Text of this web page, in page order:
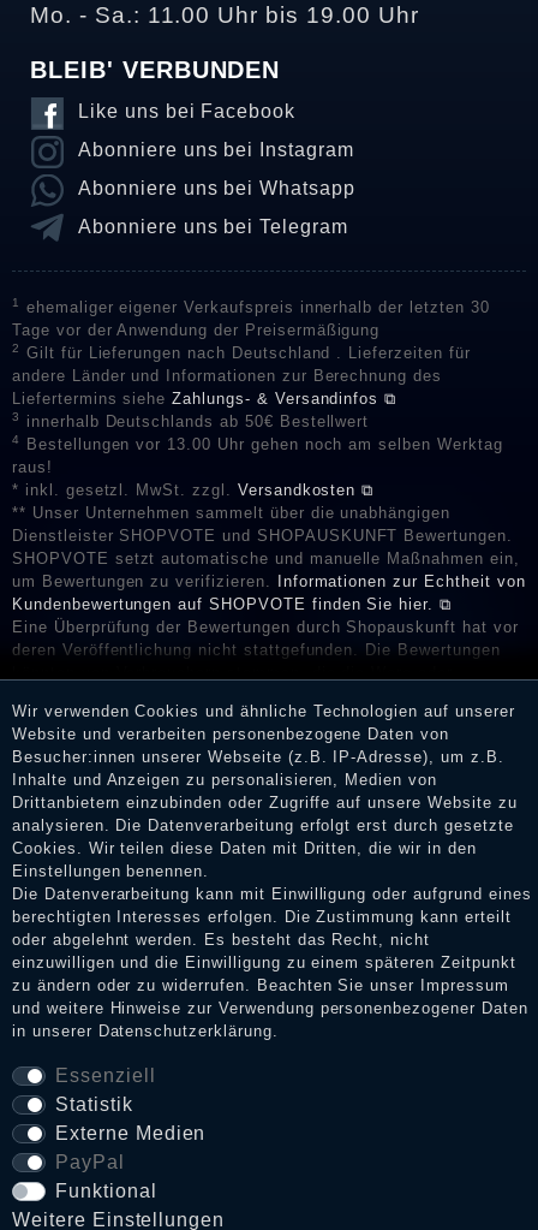
Mo. - Sa.: 11.00 Uhr bis 19.00 Uhr
BLEIB' VERBUNDEN
Like uns bei Facebook
Abonniere uns bei Instagram
Abonniere uns bei Whatsapp
Abonniere uns bei Telegram
1
ehemaliger eigener Verkaufspreis innerhalb der letzten 30
Tage vor der Anwendung der Preisermäßigung
2
Gilt für Lieferungen nach Deutschland . Lieferzeiten für
andere Länder und Informationen zur Berechnung des
Liefertermins sieheZahlungs- & Versandinfos ⧉
3 innerhalb Deutschlands ab 50€ Bestellwert
4
Bestellungen vor 13.00 Uhr gehen noch am selben Werktag
raus!
* inkl. gesetzl. MwSt. zzgl. Versandkosten ⧉
** Unser Unternehmen sammelt über die unabhängigen
Dienstleister SHOPVOTE und SHOPAUSKUNFT Bewertungen.
SHOPVOTE setzt automatische und manuelle Maßnahmen ein,
um Bewertungen zu verifizieren.
Informationen zur Echtheit von
Kundenbewertungen auf SHOPVOTE finden Sie hier. ⧉
Eine Überprüfung der Bewertungen durch Shopauskunft hat vor
deren Veröffentlichung nicht stattgefunden. Die Bewertungen
Erhalt einer Benachrichtigungs-E-Mail können Händler die
Bewertungen verifizieren und über die erfolgte Verifizierung im
Shop informieren.
Impressum
Daten­schutz­erklärung
AGB
Widerrufs­recht
VERTRAG WIDERRUFEN
Wir verwenden Cookies und ähnliche Technologien auf unserer
Website und verarbeiten personenbezogene Daten von
Besucher:innen unserer Webseite (z.B. IP-Adresse), um z.B.
Inhalte und Anzeigen zu personalisieren, Medien von
Drittanbietern einzubinden oder Zugriffe auf unsere Website zu
analysieren. Die Datenverarbeitung erfolgt erst durch gesetzte
Cookies. Wir teilen diese Daten mit Dritten, die wir in den
Einstellungen benennen.
Die Datenverarbeitung kann mit Einwilligung oder aufgrund eines
berechtigten Interesses erfolgen. Die Zustimmung kann erteilt
oder abgelehnt werden. Es besteht das Recht, nicht
einzuwilligen und die Einwilligung zu einem späteren Zeitpunkt
zu ändern oder zu widerrufen. Beachten Sie unser
Impressum
und weitere Hinweise zur Verwendung personenbezogener Daten
in unserer Daten­schutz­erklärung.
Essenziell
Statistik
Externe Medien
PayPal
Funktional
Weitere Einstellungen